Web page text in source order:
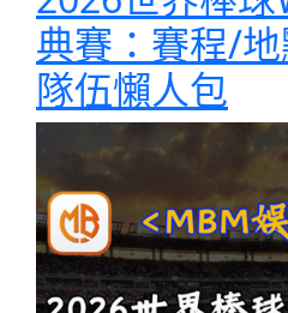
典賽：賽程/
隊伍懶人包